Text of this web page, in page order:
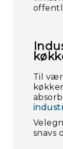
Til
snavs